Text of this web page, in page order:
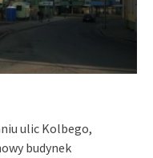
ulic Kolbego,
budynek